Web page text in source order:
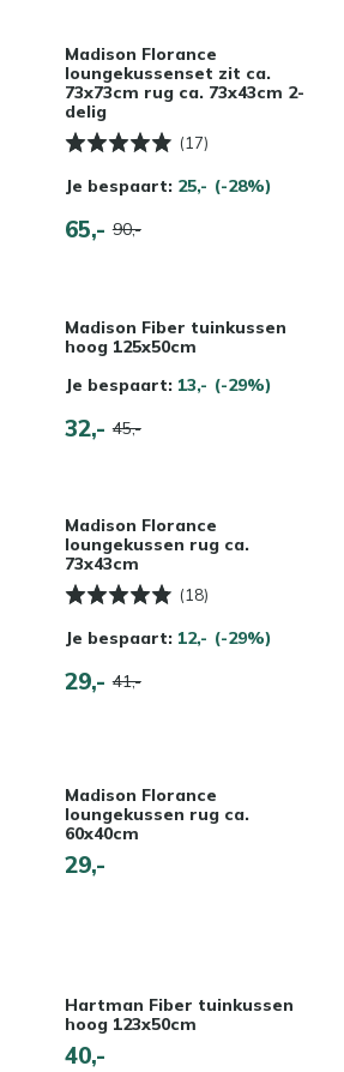
Madison Florance
loungekussenset zit ca.
73x73cm rug ca. 73x43cm 2-
delig
(17)
Je bespaart: 25,- (-28%)
65,- 90,-
Madison Fiber tuinkussen
hoog 125x50cm
Je bespaart: 13,- (-29%)
32,- 45,-
Madison Florance
loungekussen rug ca.
73x43cm
(18)
Je bespaart: 12,- (-29%)
29,- 41,-
Madison Florance
loungekussen rug ca.
60x40cm
29,-
Hartman Fiber tuinkussen
hoog 123x50cm
40,-